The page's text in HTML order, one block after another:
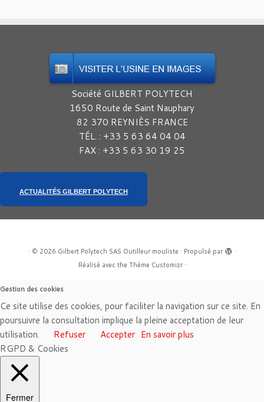
Société GILBERT POLYTECH
1650 Route de Saint Nauphary
82 370 REYNIÈS FRANCE
TÉL. : +33 5 63 64 04 04
FAX : +33 5 63 30 19 25
ACTUALITÉS GILBERT POLYTECH
· © 2026 Gilbert Polytech SAS Outilleur mouliste · Propulsé par
·
Réalisé avec the Thème Customizr·
Gestion des cookies
Ce site utilise des cookies, pour faciliter la navigation sur ce site. En
poursuivre la consultation implique la pleine acceptation de leur
utilisation.
Refuser Accepter En savoir plus
RGPD & Cookies
Fermer